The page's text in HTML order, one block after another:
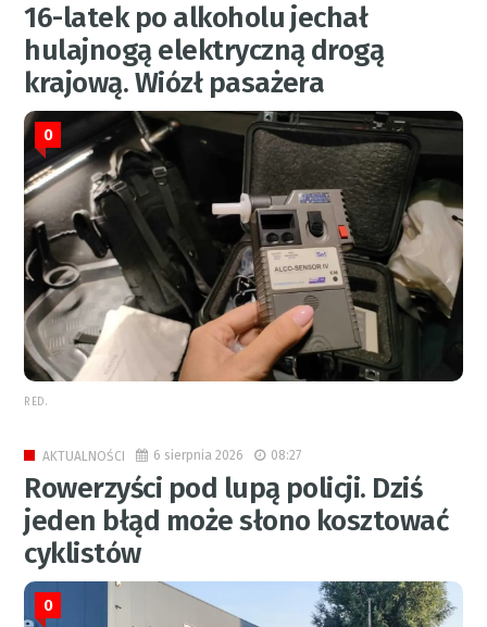
16-latek po alkoholu jechał
hulajnogą elektryczną drogą
krajową. Wiózł pasażera
0
RED.
AKTUALNOŚCI 6 sierpnia 2026 08:27
Rowerzyści pod lupą policji. Dziś
jeden błąd może słono kosztować
cyklistów
0